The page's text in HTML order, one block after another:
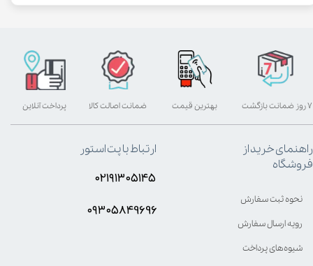
بهترین قیمت پرداخت آنلاین ۷ روز ضمانت بازگشت ضمانت اصالت کالا
راهنمای خرید از
فروشگاه
نحوه ثبت سفارش
رویه ارسال سفارش
شیوه‌های پرداخت
ارتباط با پت استور
۰۲۱۹۱۳۰۵۱۴۵
۰۹۳۰۵8۴9696